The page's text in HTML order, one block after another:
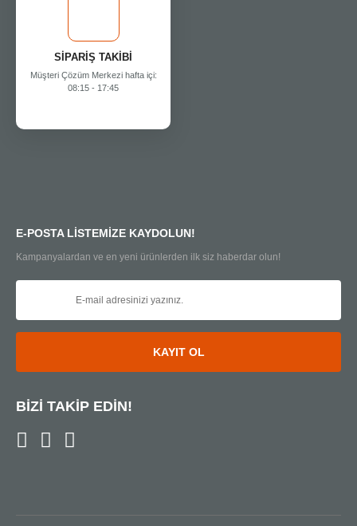
SİPARİŞ TAKİBİ
Müşteri Çözüm Merkezi hafta içi:
08:15 - 17:45
E-POSTA LİSTEMİZE KAYDOLUN!
Kampanyalardan ve en yeni ürünlerden ilk siz haberdar olun!
KAYIT OL
BİZİ TAKİP EDİN!